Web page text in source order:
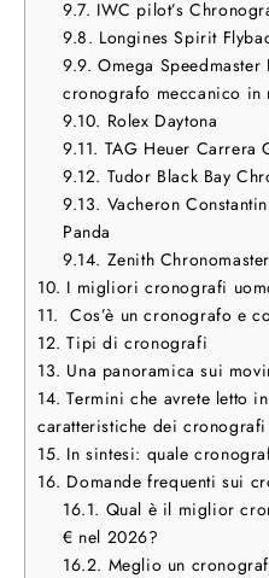
9.7. IWC pilot’s
9.8. Longines Spirit
9.9. Omega
cronografo meccanico in
9.10. Rolex Daytona
9.11. TAG Heuer Carrera
9.12. Tudor Black Bay
9.13. Vacheron
Panda
9.14. Zenith
10. I migliori cronografi
11. Cos’è un cronografo e
12. Tipi di cronografi
13. Una panoramica sui
14. Termini che avrete letto
caratteristiche dei cronografi
15. In sintesi: quale
16. Domande frequenti sui
16.1. Qual è il miglior
€ nel 2026?
16.2. Meglio un